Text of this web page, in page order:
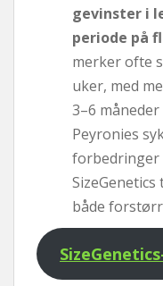
gevinster i
periode på
merker ofte
uker, med
3–6
Peyronies
forbedringer
både